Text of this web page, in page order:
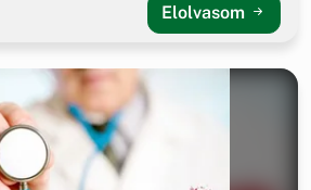
Elolvasom